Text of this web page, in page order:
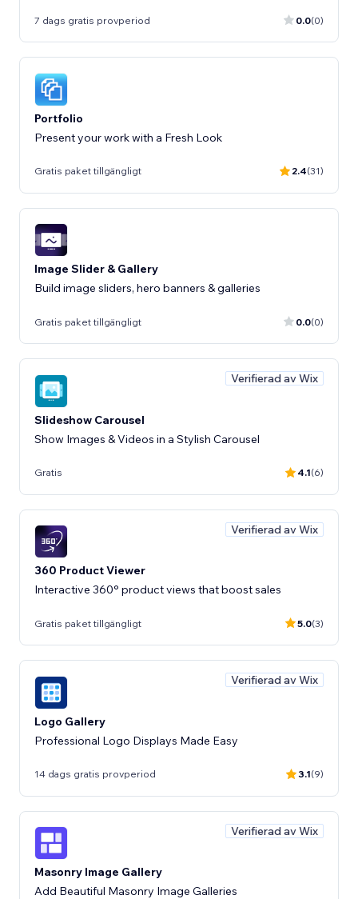
7 dags gratis provperiod 0.0(0)
Portfolio
Present your work with a Fresh Look
Gratis paket tillgängligt 2.4(31)
Image Slider & Gallery
Build image sliders, hero banners & galleries
Gratis paket tillgängligt 0.0(0)
Verifierad av Wix
Slideshow Carousel
Show Images & Videos in a Stylish Carousel
Gratis 4.1(6)
Verifierad av Wix
360 Product Viewer
Interactive 360° product views that boost sales
Gratis paket tillgängligt 5.0(3)
Verifierad av Wix
Logo Gallery
Professional Logo Displays Made Easy
14 dags gratis provperiod 3.1(9)
Verifierad av Wix
Masonry Image Gallery
Add Beautiful Masonry Image Galleries